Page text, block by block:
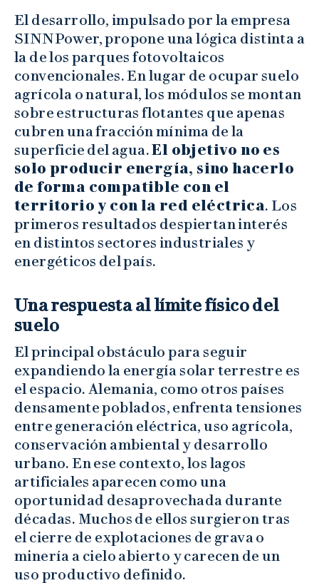
El desarrollo, impulsado por la empresa
SINNPower, propone una lógica distinta a
la de los parques fotovoltaicos
convencionales. En lugar de ocupar suelo
agrícola o natural, los módulos se montan
sobre estructuras flotantes que apenas
cubren una fracción mínima de la
superficie del agua.El objetivo no es
solo producir energía, sino hacerlo
de forma compatible con el
territorio y con la red eléctrica. Los
primeros resultados despiertan interés
en distintos sectores industriales y
energéticos del país.
Una respuesta al límite físico del
suelo
El principal obstáculo para seguir
expandiendo la energía solar terrestre es
el espacio. Alemania, como otros países
densamente poblados, enfrenta tensiones
entre generación eléctrica, uso agrícola,
conservación ambiental y desarrollo
urbano. En ese contexto, los lagos
artificiales aparecen como una
oportunidad desaprovechada durante
décadas. Muchos de ellos surgieron tras
el cierre de explotaciones de grava o
minería a cielo abierto y carecen de un
uso productivo definido.